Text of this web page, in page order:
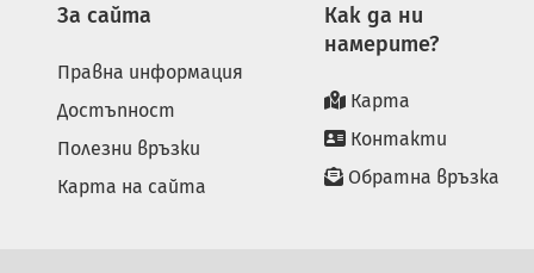
За сайта
Правна информация
Достъпност
Полезни връзки
Карта на сайта
Как да ни
намерите?
Карта
Контакти
Обратна връзка